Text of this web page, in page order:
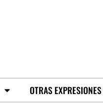
OTRAS EXPRESIONES